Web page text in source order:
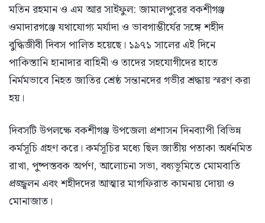
মতিন রহমান ও এম আর সাইফুল: জামালপুরের বকশীগঞ্জ
ওমাদারগঞ্জে যথাযোগ্য মর্যাদা ও ভাবগাম্ভীর্যের সঙ্গে শহীদ
বুদ্ধিজীবী দিবস পালিত হয়েছে। ১৯৭১ সালের এই দিনে
পাকিস্তানি হানাদার বাহিনী ও তাদের সহযোগীদের হাতে
নির্মমভাবে নিহত জাতির শ্রেষ্ঠ সন্তানদের গভীর শ্রদ্ধায় স্মরণ করা
হয়।
দিবসটি উপলক্ষে বকশীগঞ্জ উপজেলা প্রশাসন দিনব্যাপী বিভিন্ন
কর্মসূচি গ্রহণ করে। কর্মসূচির মধ্যে ছিল জাতীয় পতাকা অর্ধনমিত
রাখা, পুষ্পস্তবক অর্পণ, আলোচনা সভা, বধ্যভূমিতে মোমবাতি
প্রজ্জ্বলন এবং শহীদদের আত্মার মাগফিরাত কামনায় দোয়া ও
মোনাজাত।